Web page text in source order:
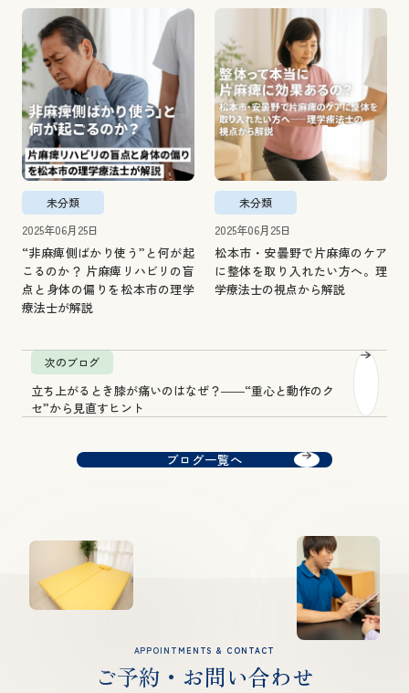
未分類
2025年06月25日
“非麻痺側ばかり使う”と何が起
こるのか？ 片麻痺リハビリの盲
点と身体の偏りを松本市の理学
療法士が解説
未分類
2025年06月25日
松本市・安曇野で片麻痺のケア
に整体を取り入れたい方へ。理
学療法士の視点から解説
次のブログ
立ち上がるとき膝が痛いのはなぜ？――“重心と動作のク
セ”から見直すヒント
ブログ一覧へ
APPOINTMENTS & CONTACT
ご予約・お問い合わせ